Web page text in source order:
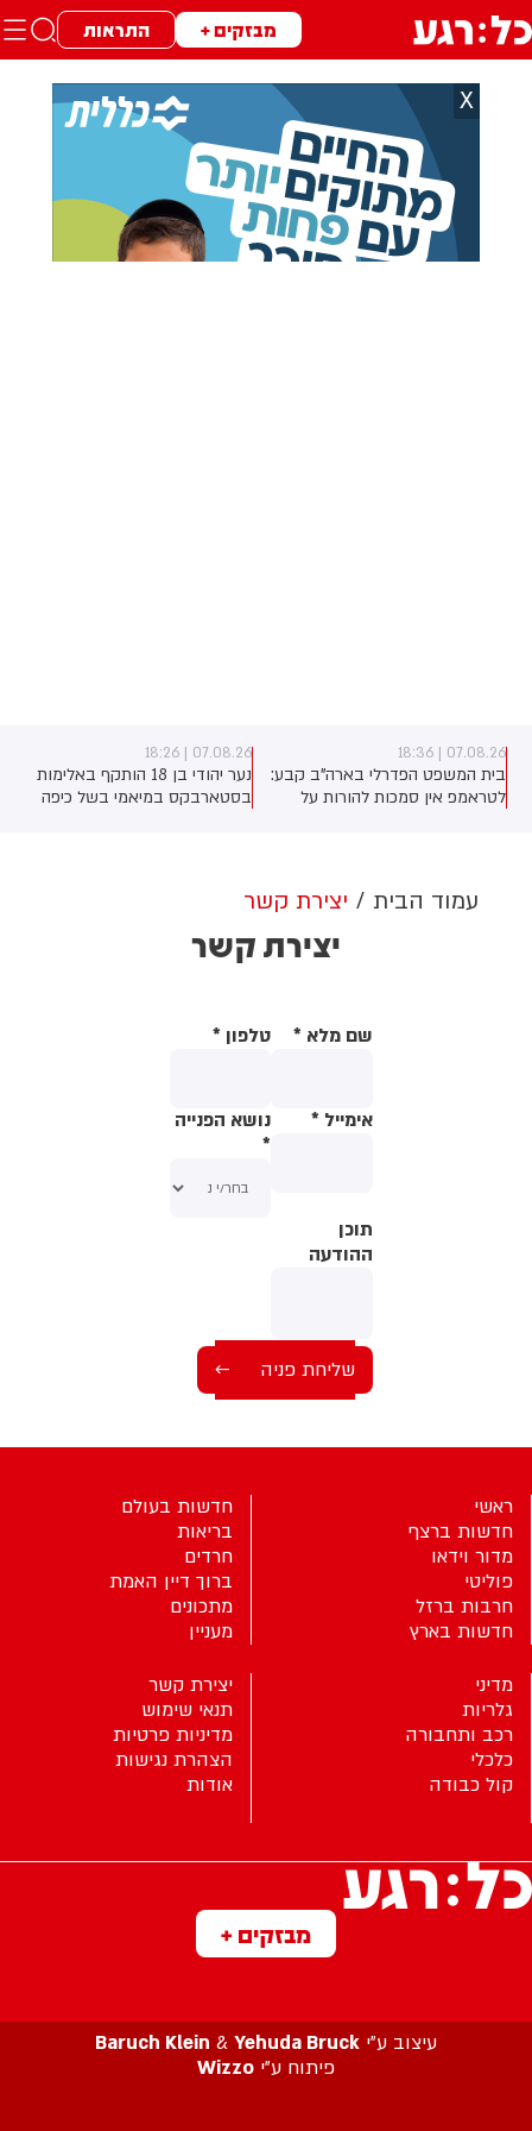
מבזקים + התראות
X
07.08.26 | 18:36
בית המשפט הפדרלי בארה"ב קבע:
לטראמפ אין סמכות להורות על
לממשל תינתן אפשרות לערער על
ההחלטה
07.08.26 | 18:26
נער יהודי בן 18 הותקף באלימות
בסטארבקס במיאמי בשל כיפה
שמצא מקלט בשירותים, ופאלמר
נעצרה על ידי המשטרה המקומית.
עמוד הבית יצירת קשר
יצירת קשר
שם מלא * טלפון *
אימייל *
נושא הפנייה
*
תוכן
ההודעה
מבזקים +
ראשי
חדשות ברצף
מדור וידאו
פוליטי
חרבות ברזל
חדשות בארץ
חדשות בעולם
בריאות
חרדים
ברוך דיין האמת
מתכונים
מעניין
מדיני
גלריות
רכב ותחבורה
כלכלי
קול כבודה
יצירת קשר
תנאי שימוש
מדיניות פרטיות
הצהרת נגישות
אודות
עיצוב ע”י Baruch Klein & Yehuda Bruck
פיתוח ע”י Wizzo